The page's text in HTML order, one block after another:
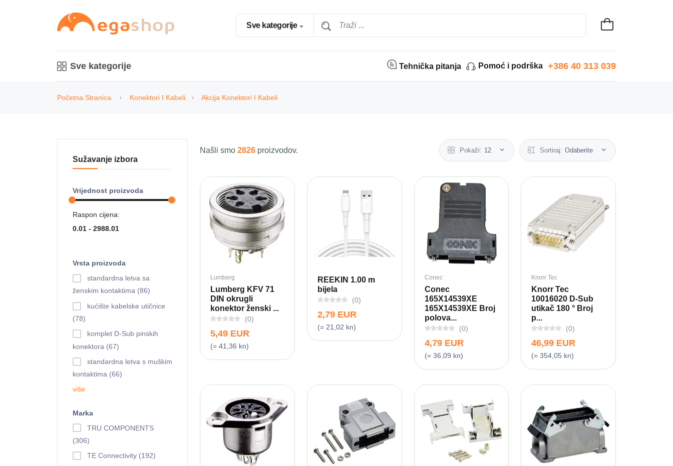
Sve kategorije
Sve kategorije Tehnička pitanja Pomoć i podrška +386 40 313 039
Početna Stranica Konektori I Kabeli Akcija Konektori I Kabeli
Našli smo 2826 proizvodov. Pokaži: 12 Sortiraj: Odaberite
Lumberg
Lumberg KFV 71
DIN okrugli
konektor ženski ...
(0)
5,49 EUR
(= 41,36 kn)
REEKIN 1.00 m
bijela
(0)
2,79 EUR
(= 21,02 kn)
Conec
Conec
165X14539XE
165X14539XE Broj
polova...
(0)
4,79 EUR
(= 36,09 kn)
Knorr Tec
Knorr Tec
10016020 D-Sub
utikač 180 ° Broj
p...
(0)
46,99 EUR
(= 354,05 kn)
Sužavanje izbora
Vrijednost proizvoda
Raspon cijena:
Vrsta proizvoda
standardna letva sa
ženskim kontaktima (86)
kućište kabelske utičnice
(78)
komplet D-Sub pinskih
konektora (67)
standardna letva s muškim
kontaktima (66)
više
Marka
TRU COMPONENTS
(306)
TE Connectivity (192)